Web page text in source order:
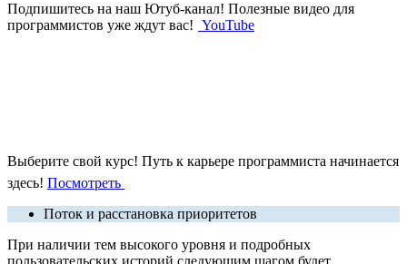
Подпишитесь на наш Ютуб-канал! Полезные видео для
программистов уже ждут вас! YouTube
Выберите свой курс! Путь к карьере программиста начинается
здесь! Посмотреть
Поток и расстановка приоритетов
При наличии тем высокого уровня и подробных